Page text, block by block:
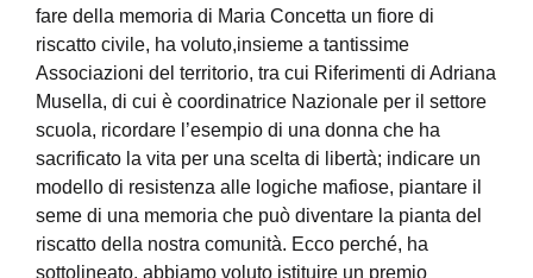
fare della memoria di Maria Concetta un fiore di
riscatto civile, ha voluto,insieme a tantissime
Associazioni del territorio, tra cui Riferimenti di Adriana
Musella, di cui è coordinatrice Nazionale per il settore
scuola, ricordare l’esempio di una donna che ha
sacrificato la vita per una scelta di libertà; indicare un
modello di resistenza alle logiche mafiose, piantare il
seme di una memoria che può diventare la pianta del
riscatto della nostra comunità. Ecco perché, ha
sottolineato, abbiamo voluto istituire un premio